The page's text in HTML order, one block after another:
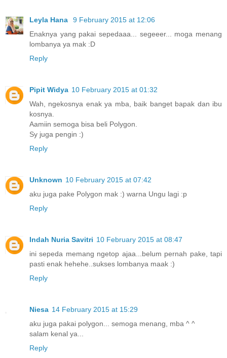
Leyla Hana
9 February 2015 at 12:06
Enaknya yang pakai sepedaaa... segeeer... moga menang
lombanya ya mak :D
Reply
Pipit Widya 10 February 2015 at 01:32
Wah, ngekosnya enak ya mba, baik banget bapak dan ibu
kosnya.
Aamiin semoga bisa beli Polygon.
Sy juga pengin :)
Reply
Unknown 10 February 2015 at 07:42
aku juga pake Polygon mak :) warna Ungu lagi :p
Reply
Indah Nuria Savitri 10 February 2015 at 08:47
ini sepeda memang ngetop ajaa...belum pernah pake, tapi
pasti enak hehehe..sukses lombanya maak :)
Reply
Niesa 14 February 2015 at 15:29
aku juga pakai polygon... semoga menang, mba ^ ^
salam kenal ya...
Reply